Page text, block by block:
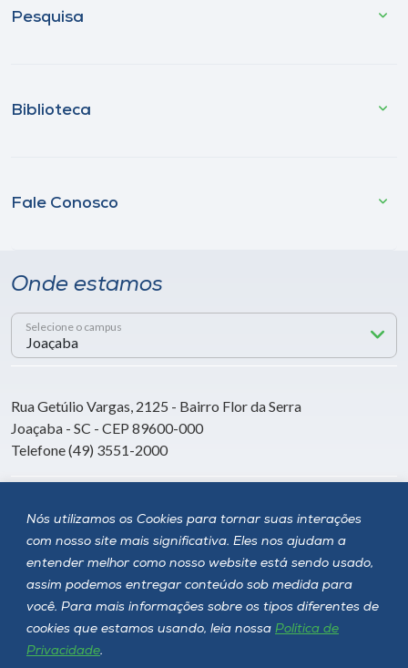
Nós utilizamos os Cookies para tornar suas interações
com nosso site mais significativa. Eles nos ajudam a
entender melhor como nosso website está sendo usado,
assim podemos entregar conteúdo sob medida para
você. Para mais informações sobre os tipos diferentes de
cookies que estamos usando, leia nossa Política de
Privacidade.
Pesquisa
Biblioteca
Fale Conosco
Onde estamos
Selecione o campus
Rua Getúlio Vargas, 2125 - Bairro Flor da Serra
Joaçaba - SC - CEP 89600-000
Telefone (49) 3551-2000
Siga a Unoesc